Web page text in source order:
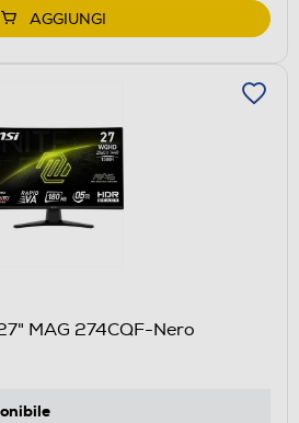
AGGIUNGI
MAG 274CQF-Nero